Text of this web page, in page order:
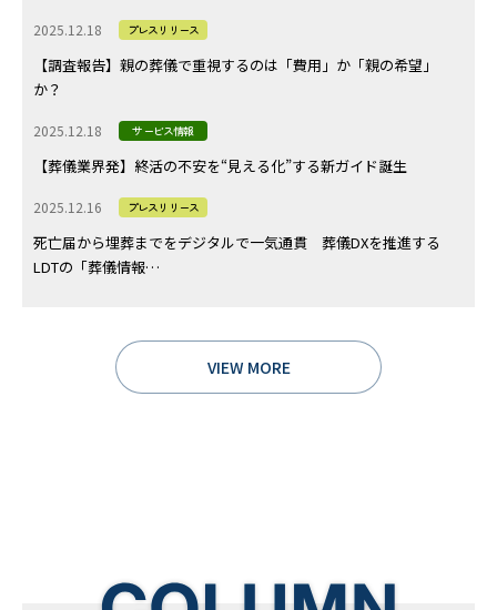
2025.12.18 プレスリリース
【調査報告】親の葬儀で重視するのは「費用」か「親の希望」
か？
2025.12.18 サービス情報
【葬儀業界発】終活の不安を“見える化”する新ガイド誕生
2025.12.16 プレスリリース
死亡届から埋葬までをデジタルで一気通貫 葬儀DXを推進する
LDTの「葬儀情報…
VIEW MORE